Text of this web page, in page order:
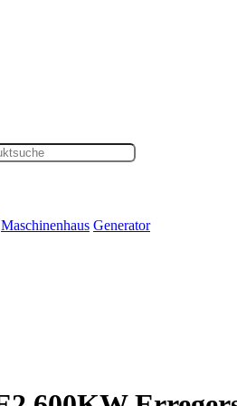
Maschinenhaus Generator